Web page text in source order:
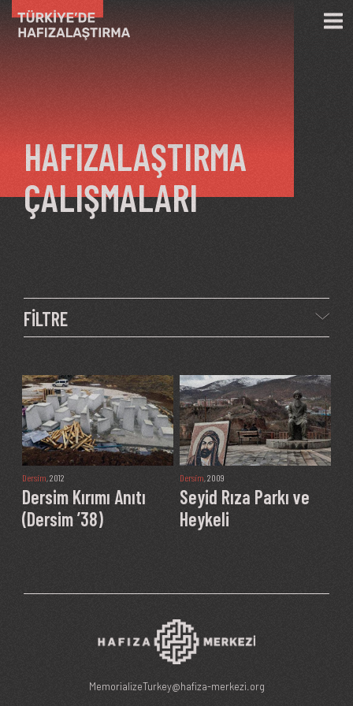
Ana içeriğe atla
HAFIZALAŞTIRMA
ÇALIŞMALARI
FİLTRE
Dersim, 2012
Dersim Kırımı Anıtı
(Dersim ’38)
Dersim, 2009
Seyid Rıza Parkı ve
Heykeli
MemorializeTurkey@hafiza-merkezi.org